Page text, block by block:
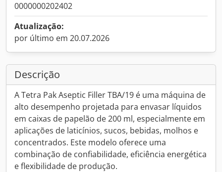
0000000202402
Atualização:
por último em 20.07.2026
Descrição
A Tetra Pak Aseptic Filler TBA/19 é uma máquina de
alto desempenho projetada para envasar líquidos
em caixas de papelão de 200 ml, especialmente em
aplicações de laticínios, sucos, bebidas, molhos e
concentrados. Este modelo oferece uma
combinação de confiabilidade, eficiência energética
e flexibilidade de produção.